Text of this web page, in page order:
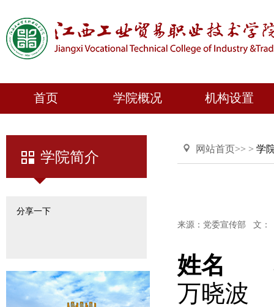
首页 学院概况 机构设置
学院简介
分享一下
网站首页>> > 学
来源：党委宣传部 文：
姓名
万晓波